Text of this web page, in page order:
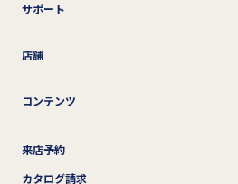
サポート
店舗
コンテンツ
来店予約
カタログ請求